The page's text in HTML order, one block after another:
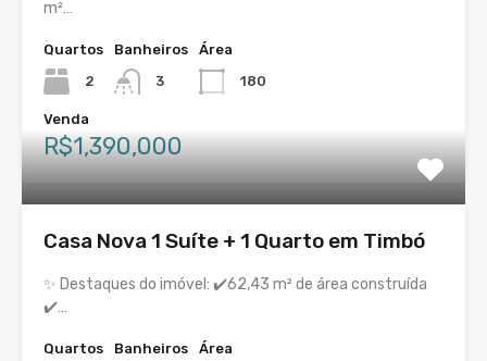
m²…
Quartos
2
Banheiros
3
Área
180
Venda
R$1,390,000
Casa Nova 1 Suíte + 1 Quarto em Timbó
✨ Destaques do imóvel: ✔️62,43 m² de área construída
✔️…
Quartos
Banheiros
Área